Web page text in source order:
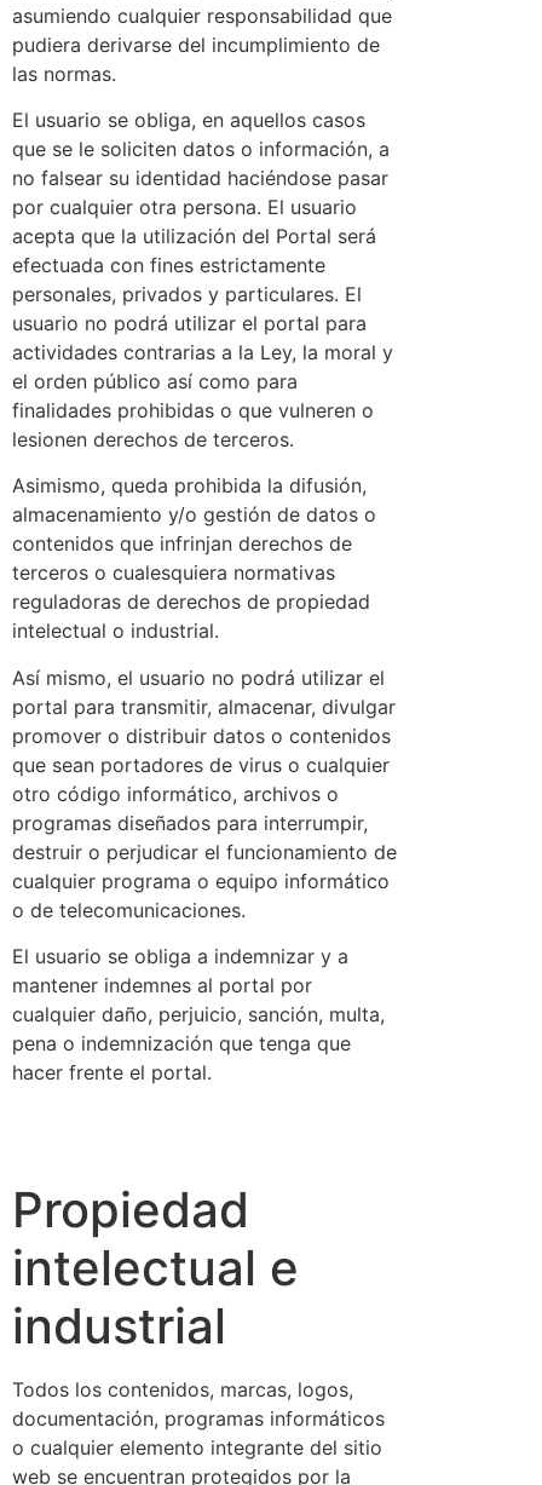
asumiendo cualquier responsabilidad que
pudiera derivarse del incumplimiento de
las normas.
El usuario se obliga, en aquellos casos
que se le soliciten datos o información, a
no falsear su identidad haciéndose pasar
por cualquier otra persona. El usuario
acepta que la utilización del Portal será
efectuada con fines estrictamente
personales, privados y particulares. El
usuario no podrá utilizar el portal para
actividades contrarias a la Ley, la moral y
el orden público así como para
finalidades prohibidas o que vulneren o
lesionen derechos de terceros.
Asimismo, queda prohibida la difusión,
almacenamiento y/o gestión de datos o
contenidos que infrinjan derechos de
terceros o cualesquiera normativas
reguladoras de derechos de propiedad
intelectual o industrial.
Así mismo, el usuario no podrá utilizar el
portal para transmitir, almacenar, divulgar
promover o distribuir datos o contenidos
que sean portadores de virus o cualquier
otro código informático, archivos o
programas diseñados para interrumpir,
destruir o perjudicar el funcionamiento de
cualquier programa o equipo informático
o de telecomunicaciones.
El usuario se obliga a indemnizar y a
mantener indemnes al portal por
cualquier daño, perjuicio, sanción, multa,
pena o indemnización que tenga que
hacer frente el portal.
Propiedad
intelectual e
industrial
Todos los contenidos, marcas, logos,
documentación, programas informáticos
o cualquier elemento integrante del sitio
web se encuentran protegidos por la